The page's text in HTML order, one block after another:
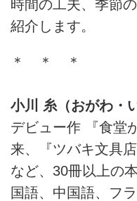
時間の工夫、季節
紹介します。
＊ ＊ ＊
小川 糸（おがわ・
デビュー作 『食堂
来、『ツバキ文具
など、30冊以上の
国語、中国語、フ